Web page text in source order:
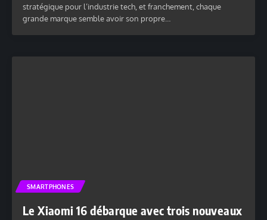
stratégique pour l’industrie tech, et franchement, chaque
grande marque semble avoir son propre…
SMARTPHONES
Le Xiaomi 16 débarque avec trois nouveaux